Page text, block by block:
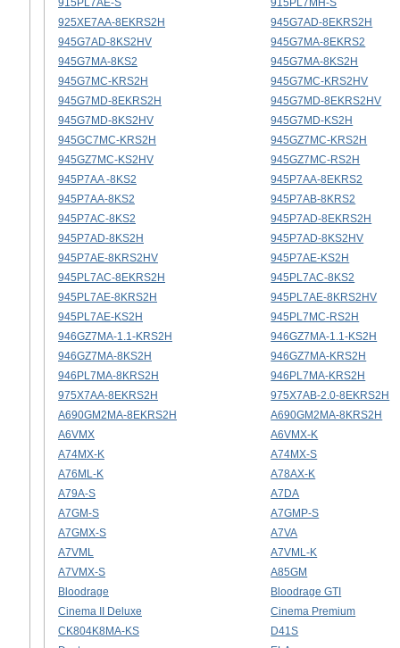
915PL7AE-S
915PL7MH-S
925XE7AA-8EKRS2H
945G7AD-8EKRS2H
945G7AD-8KS2HV
945G7MA-8EKRS2
945G7MA-8KS2
945G7MA-8KS2H
945G7MC-KRS2H
945G7MC-KRS2HV
945G7MD-8EKRS2H
945G7MD-8EKRS2HV
945G7MD-8KS2HV
945G7MD-KS2H
945GC7MC-KRS2H
945GZ7MC-KRS2H
945GZ7MC-KS2HV
945GZ7MC-RS2H
945P7AA -8KS2
945P7AA-8EKRS2
945P7AA-8KS2
945P7AB-8KRS2
945P7AC-8KS2
945P7AD-8EKRS2H
945P7AD-8KS2H
945P7AD-8KS2HV
945P7AE-8KRS2HV
945P7AE-KS2H
945PL7AC-8EKRS2H
945PL7AC-8KS2
945PL7AE-8KRS2H
945PL7AE-8KRS2HV
945PL7AE-KS2H
945PL7MC-RS2H
946GZ7MA-1.1-KRS2H
946GZ7MA-1.1-KS2H
946GZ7MA-8KS2H
946GZ7MA-KRS2H
946PL7MA-8KRS2H
946PL7MA-KRS2H
975X7AA-8EKRS2H
975X7AB-2.0-8EKRS2H
A690GM2MA-8EKRS2H
A690GM2MA-8KRS2H
A6VMX
A6VMX-K
A74MX-K
A74MX-S
A76ML-K
A78AX-K
A79A-S
A7DA
A7GM-S
A7GMP-S
A7GMX-S
A7VA
A7VML
A7VML-K
A7VMX-S
A85GM
Bloodrage
Bloodrage GTI
Cinema II Deluxe
Cinema Premium
CK804K8MA-KS
D41S